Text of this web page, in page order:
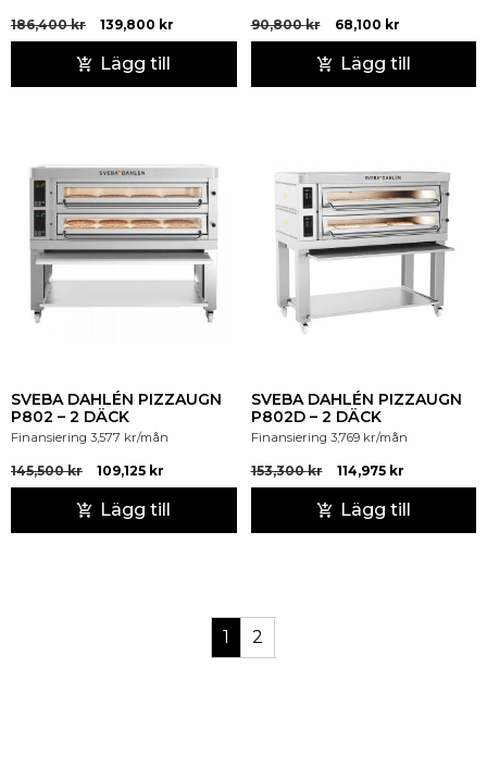
186,400kr 139,800 kr
Lägg till
90,800kr 68,100 kr
Lägg till
SVEBA DAHLÉN PIZZAUGN
P802 – 2 DÄCK
Finansiering 3,577 kr/mån
145,500kr 109,125 kr
Lägg till
SVEBA DAHLÉN PIZZAUGN
P802D – 2 DÄCK
Finansiering 3,769 kr/mån
153,300kr 114,975 kr
Lägg till
1 2